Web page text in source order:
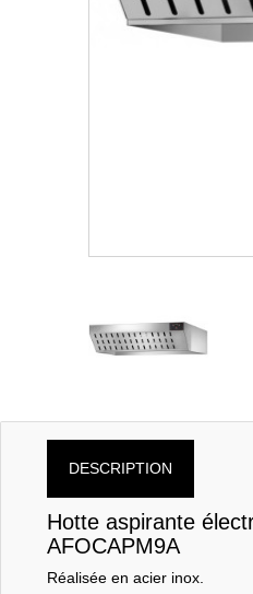
DESCRIPTION
Hotte aspirante
AFOCAPM9A
Réalisée en acier inox.